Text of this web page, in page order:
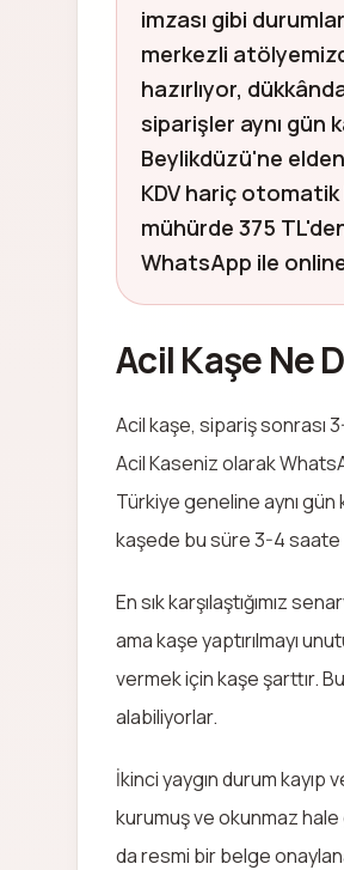
imzası gibi
merkezli
hazırlıyor,
siparişler aynı gün
Beylikdüzü'ne
KDV hariç
mühürde 375
WhatsApp ile
Acil Kaşe Ne
Acil kaşe, sipariş sonrası
Acil Kaseniz olarak
Türkiye geneline aynı
kaşede bu süre 3-4 saate
En sık karşılaştığımız
ama kaşe yaptırılmayı
vermek için kaşe şarttır.
alabiliyorlar.
İkinci yaygın durum
kurumuş ve okunmaz
da resmi bir belge